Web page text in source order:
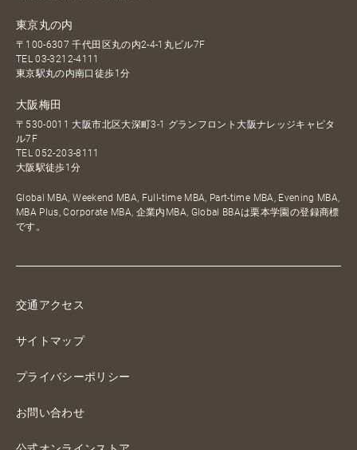
東京丸の内
〒100-6307 千代田区丸の内2-4-1丸ビル7F
TEL03-3212-4111
東京駅丸の内南口徒歩1分
大阪梅田
〒530-0011 大阪市北区大深町3-1 グランフロント大阪ナレッジキャピタ
ル7F
TEL052-203-8111
大阪駅徒歩1分
Global MBA, Weekend MBA, Full-time MBA, Part-time MBA, Evening MBA,
MBA Plus, Corporate MBA, 企業内MBA, Global BBAは栗本学園の登録商標
です。
交通アクセス
サイトマップ
プライバシーポリシー
お問い合わせ